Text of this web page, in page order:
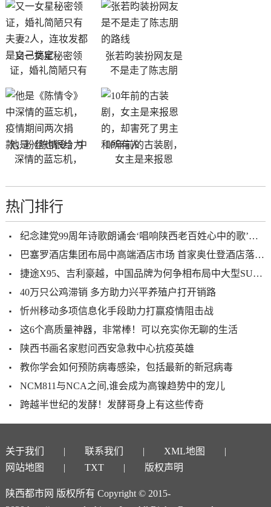
又一女星秘密领
证，婚礼简陋只有
张若昀装扮网友是
不是走了陈志朋
他是《陈情令》中
深情的蓝忘机，
10年前的古装剧，
女主是来报恩
热门排行
纪念建党99周年诗歌朗诵会‘唱响陕西老百姓心中的歌’隆重举行
巴塞罗酒店集团布局中高端酒店市场 首家奥仕登酒店落户西安
捷途X95、吉利豪越，中国品牌为何争相布局中大型SUV市场
40万只公鸡滞销 多方助力兴平养殖户打开销路
忻州移动多项信息化手段助力打赢疫情阻击战
这6个高质量神器，非常棒！可以充实你无聊的生活
陕西书画名家慰问西安急救中心抗疫英雄
教你学会如何预防病毒感染，包括最新的新冠病毒
NCM811与NCA之间,谁会成为高镍趋势中的宠儿
跨越半世纪的发酵！发酵哥身上有这些传奇
关于我们 联系我们
XML地图
网站地图
TXT 版权声明
陕西都市网 版权所有 Copyright © 2015-